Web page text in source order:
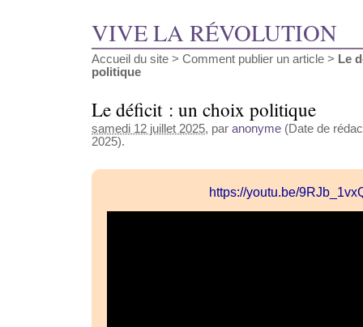
VIVE LA RÉVOLUTION
Accueil du site > Comment publier un article > Le
politique
Le déficit : un choix politique
samedi 12 juillet 2025, par anonyme (Date de
2025).
https://youtu.be/